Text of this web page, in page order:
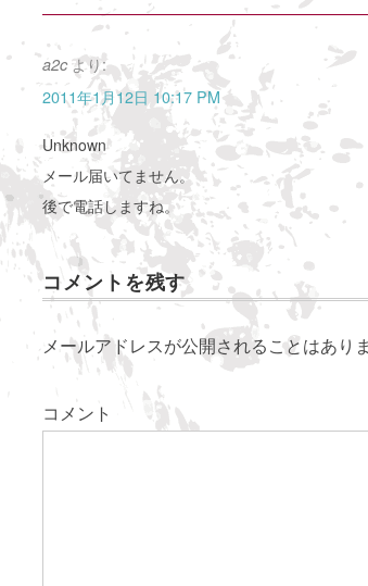
a2c より:
2011年1月12日 10:17 PM
Unknown
メール届いてません。
後で電話しますね。
コメントを残す
メールアドレスが公開されることはありま
コメント